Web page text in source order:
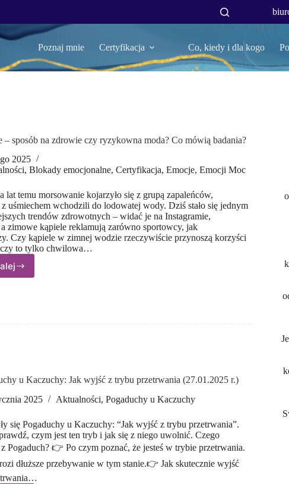
Poznaj mnie Certyfikacja Co, kiedy i dla kogo
– sposób na zdrowie czy ryzykowna moda? Co mówią badania?
2025
, Blokady emocjonalne, Certyfikacja, Emocje, Emocji Moc
lat temu morsowanie kojarzyło się z grupą zapaleńców,
uśmiechem wchodzili do lodowatej wody. Dziś stało się jednym
trendów zdrowotnych – widać je na Instagramie,
zimowe kąpiele reklamują zarówno sportowcy, jak
Czy kąpiele w zimnej wodzie rzeczywiście przynoszą korzyści
to tylko chwilowa…
u Kaczuchy: Jak wyjść z trybu przetrwania (27.01.2025 r.)
2025
Aktualności, Pogaduchy u Kaczuchy
się Pogaduchy u Kaczuchy: “Jak wyjść z trybu przetrwania”.
czym jest ten tryb i jak się z niego uwolnić. Czego
Pogaduch? 👉 Po czym poznać, że jesteś w trybie przetrwania.
dłuższe przebywanie w tym stanie.👉 Jak skutecznie wyjść